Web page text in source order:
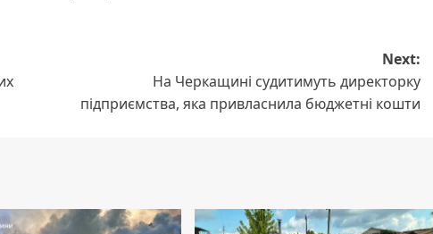
Next:
На Черкащині судитимуть директорку
підприємства, яка привласнила бюджетні кошти